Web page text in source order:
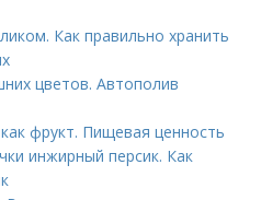
Как правильно хранить
цветов. Автополив
фрукт. Пищевая ценность
инжирный персик. Как